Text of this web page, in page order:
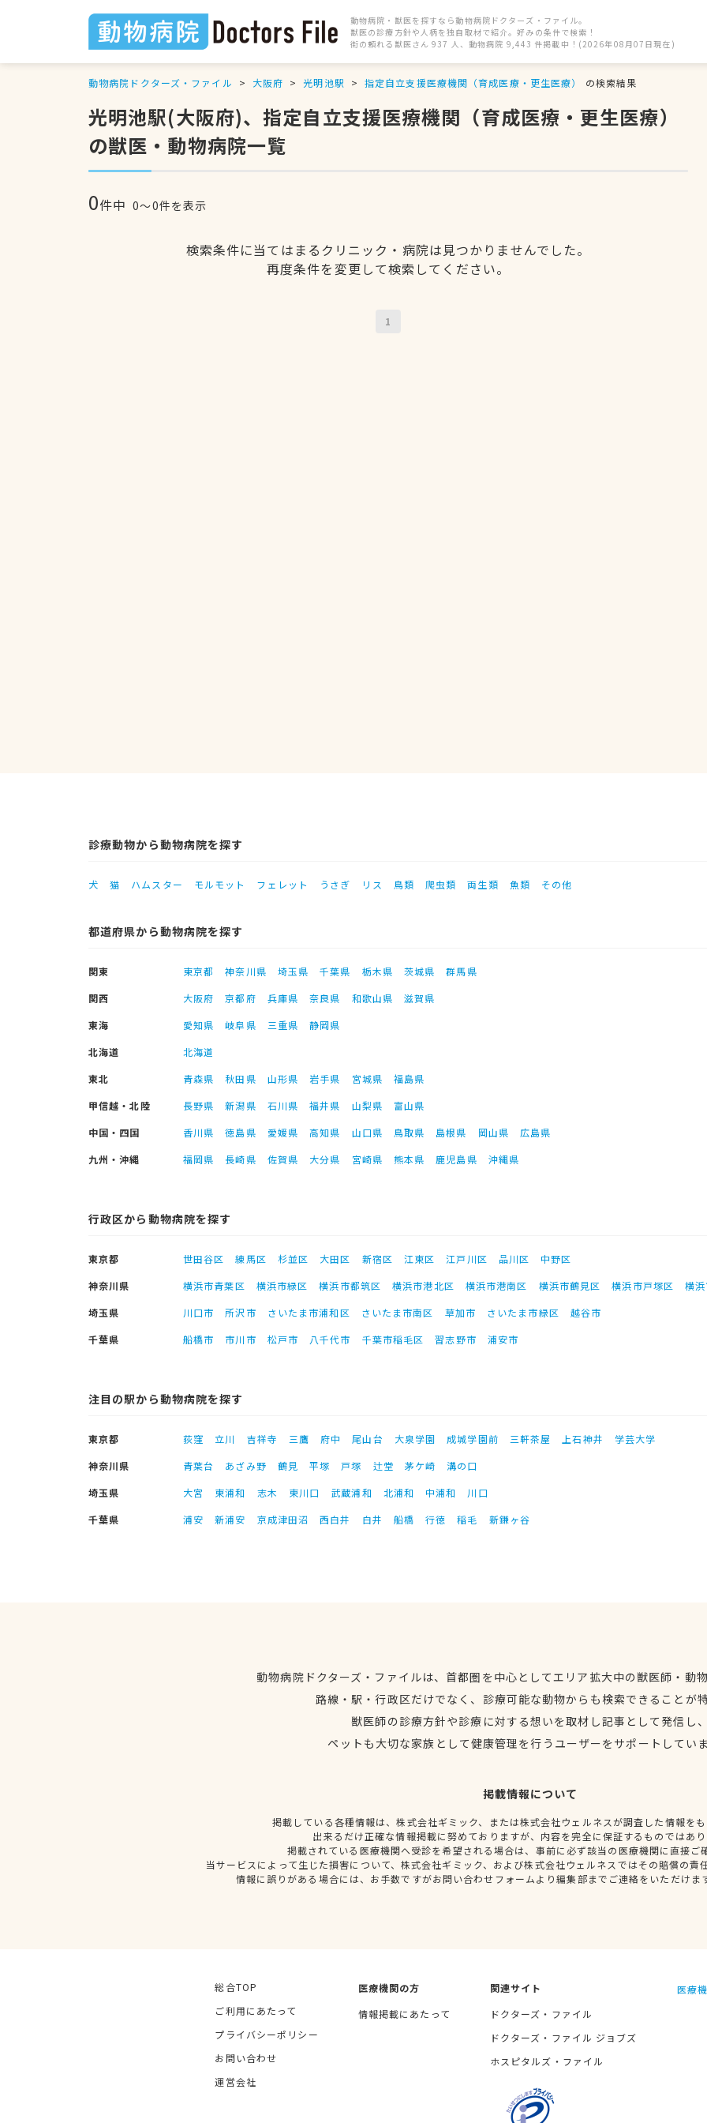
動物病院・獣医を探すなら動物病院ドクターズ・ファイル。
獣医の診療方針や人柄を独自取材で紹介。好みの条件で検索！
街の頼れる獣医さん 937 人、動物病院 9,443 件掲載中！(2026年08月07日現在)
動物病院ドクターズ・ファイル 大阪府 光明池駅 指定自立支援医療機関（育成医療・更生医療） の検索結果
光明池駅(大阪府)、指定自立支援医療機関（育成医療・更生医療）
の獣医・動物病院一覧
0件中 0〜0件を表示
検索条件に当てはまるクリニック・病院は見つかりませんでした。
再度条件を変更して検索してください。
1
診療動物から動物病院を探す
犬 猫 ハムスター モルモット フェレット うさぎ リス 鳥類 爬虫類 両生類 魚類 その他
都道府県から動物病院を探す
関東 東京都 神奈川県 埼玉県 千葉県 栃木県 茨城県
群馬県
関西
大阪府 京都府 兵庫県 奈良県 和歌山県
滋賀県
東海
愛知県 岐阜県 三重県
静岡県
北海道
北海道
東北
青森県 秋田県 山形県 岩手県 宮城県
福島県
甲信越・北陸
長野県 新潟県 石川県 福井県 山梨県
富山県
中国・四国
香川県 徳島県 愛媛県 高知県 山口県 鳥取県 島根県 岡山県
広島県
九州・沖縄
福岡県 長崎県 佐賀県 大分県 宮崎県 熊本県 鹿児島県 沖縄県
行政区から動物病院を探す
東京都 世田谷区 練馬区 杉並区 大田区 新宿区 江東区 江戸川区 品川区
中野区
神奈川県
横浜市青葉区 横浜市緑区 横浜市都筑区 横浜市港北区 横浜市港南区 横浜市鶴見区 横浜市戸塚区
横
埼玉県
川口市 所沢市 さいたま市浦和区 さいたま市南区 草加市 さいたま市緑区
越谷市
千葉県
船橋市 市川市 松戸市 八千代市 千葉市稲毛区 習志野市 浦安市
注目の駅から動物病院を探す
東京都 荻窪 立川 吉祥寺 三鷹 府中 尾山台 大泉学園 成城学園前 三軒茶屋 上石神井
学芸大学
神奈川県
青葉台 あざみ野 鶴見 平塚 戸塚 辻堂 茅ケ崎
溝の口
埼玉県
大宮 東浦和 志木 東川口 武蔵浦和 北浦和 中浦和
川口
千葉県
浦安 新浦安 京成津田沼 西白井 白井 船橋 行徳 稲毛 新鎌ヶ谷
動物病院ドクターズ・ファイルは、首都圏を中心としてエリア拡大中の獣医師・動
路線・駅・行政区だけでなく、診療可能な動物からも検索できることが
獣医師の診療方針や診療に対する想いを取材し記事として発信し
ペットも大切な家族として健康管理を行うユーザーをサポートしてい
掲載情報について
掲載している各種情報は、株式会社ギミック、または株式会社ウェルネスが調査した情報を
出来るだけ正確な情報掲載に努めておりますが、内容を完全に保証するものではあ
掲載されている医療機関へ受診を希望される場合は、事前に必ず該当の医療機関に直接ご
当サービスによって生じた損害について、株式会社ギミック、および株式会社ウェルネスではその賠償の責
情報に誤りがある場合には、お手数ですがお問い合わせフォームより編集部までご連絡をいただけま
総合TOP
ご利用にあたって
プライバシーポリシー
お問い合わせ
運営会社
医療機関の方
情報掲載にあたって
関連サイト
ドクターズ・ファイル
ドクターズ・ファイル ジョブズ
ホスピタルズ・ファイル
医療